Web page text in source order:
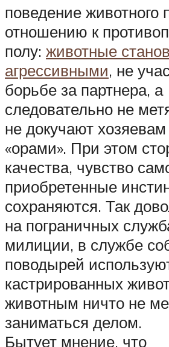
поведение животного
отношению к
полу: животные
агрессивными, не
борьбе за партнера, а
следовательно не
не докучают
«орами». При этом
качества, чувство
приобретенные
сохраняются. Так
на пограничных
милиции, в службе
поводырей
кастрированных
животным ничто не
заниматься делом.
Бытует мнение, что